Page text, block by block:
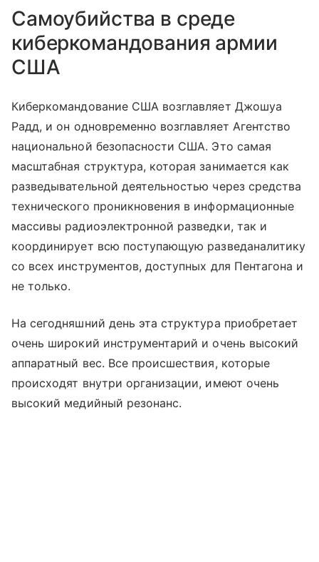
Самоубийства в среде
киберкомандования армии
США
Киберкомандование США возглавляет Джошуа
Радд, и он одновременно возглавляет Агентство
национальной безопасности США. Это самая
масштабная структура, которая занимается как
разведывательной деятельностью через средства
технического проникновения в информационные
массивы радиоэлектронной разведки, так и
координирует всю поступающую разведаналитику
со всех инструментов, доступных для Пентагона и
не только.
На сегодняшний день эта структура приобретает
очень широкий инструментарий и очень высокий
аппаратный вес. Все происшествия, которые
происходят внутри организации, имеют очень
высокий медийный резонанс.